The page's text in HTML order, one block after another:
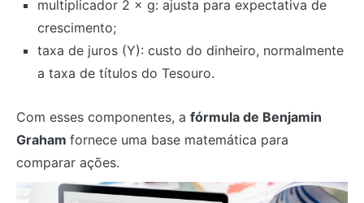
multiplicador 2 × g: ajusta para expectativa de
crescimento;
taxa de juros (Y): custo do dinheiro, normalmente
a taxa de títulos do Tesouro.
Com esses componentes, a fórmula de Benjamin
Graham fornece uma base matemática para
comparar ações.